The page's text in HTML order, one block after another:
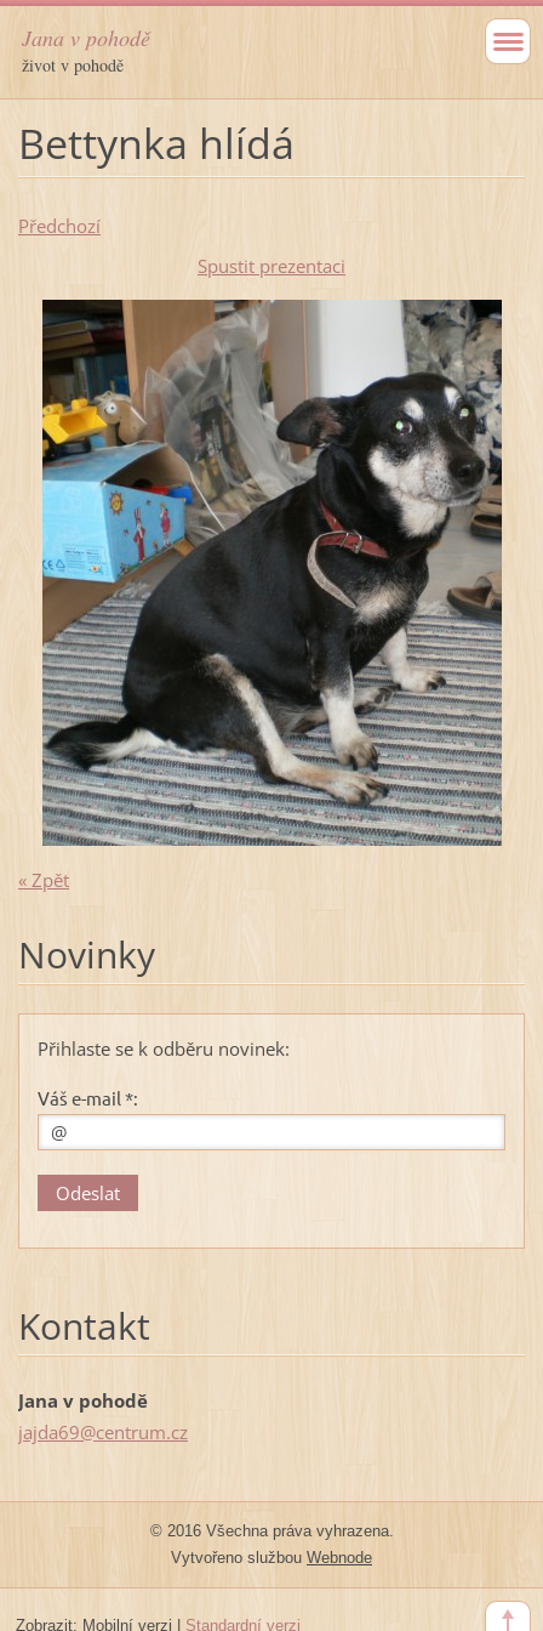
Jana v pohodě
život v pohodě
Bettynka hlídá
Předchozí
Spustit prezentaci
« Zpět
Novinky
Přihlaste se k odběru novinek:
Váš e-mail *:
Kontakt
Jana v pohodě
jajda69@centrum.cz
© 2016 Všechna práva vyhrazena.
Vytvořeno službou Webnode
Zobrazit: Mobilní verzi Standardní verzi